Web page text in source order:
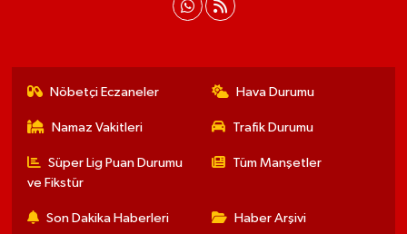
Nöbetçi Eczaneler Hava Durumu
Namaz Vakitleri Trafik Durumu
Süper Lig Puan Durumu
ve Fikstür
Tüm Manşetler
Son Dakika Haberleri Haber Arşivi